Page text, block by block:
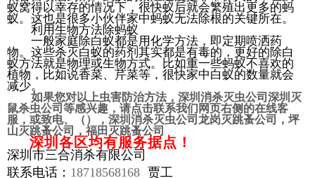
蚁窝得以幸存的情况下，很快蚁后就会繁殖出更多的蚂
蚁。这也是很多小伙伴家中蚂蚁无法除根的关键所在。
利用生物方法除蚂蚁
一般家庭除白蚁都是用化学方法，即定期喷洒药
物。这些杀灭白蚁的药剂其实都是有毒的，更好的除白
蚁方法就是物理或生物方式。比如重一些蚂蚁不喜欢的
植物，比如说香菜、芹菜等，很快家中白蚁的数量就会
减少。
如果您对以上虫害防治方法，深圳消杀灭虫公司深圳灭
鼠杀虫公司等感兴趣，请点击联系我们网页右侧的在线客
服， 或致电、 （） ， 深圳消杀灭虫公司龙岗灭跳蚤公司，坪
山灭跳蚤公司 ，福田 灭跳蚤公司
深圳各区均有服务据点！
深圳市三合消杀有限公司
联系电话： 18718568168 贾工